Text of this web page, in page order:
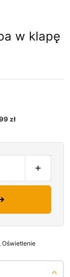
w klapę
zł
, Oświetlenie